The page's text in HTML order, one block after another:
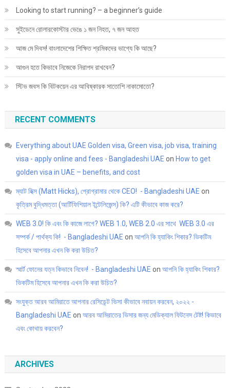
Looking to start running? – a beginner’s guide
সুইডেনে রোলারকোস্টার ভেঙে ১ জন নিহত, ৭ জন আহত
আজ মে দিবস! বাংলাদেশের শিক্ষিত শ্রমিকদের ভাগ্যে কি আছে?
আগুন হতে কিভাবে নিজেকে নিরাপদ রাখবেন?
স্টিভ জবস কি বিটকয়েন এর আবিষ্কারক সাতোশি নাকামোতো?
RECENT COMMENTS
Everything about UAE Golden visa, Green visa, job visa, training
visa - apply online and fees - Bangladeshi UAE on How to get
golden visa in UAE – benefits, and cost
ম্যাট হিক্স (Matt Hicks), প্রোগ্রামার থেকে CEO! - Bangladeshi UAE on
কৃত্রিম বুদ্ধিমত্তা (আর্টিফিশিয়াল ইন্টেলিজেন্স) কি? এটি কীভাবে কাজ করে?
WEB 3.0! কি এবং কি কাজে লাগে? WEB 1.0, WEB 2.0 এর সাথে WEB 3.0 এর
সম্পর্ক / পার্থক্য কি! - Bangladeshi UAE on আপনি কি হ্যাকিং শিকার? ভিকটিম
হিসেবে আপনার এখন কি করা উচিত?
স্মার্ট ফোনের যত্ন কিভাবে নিবেন! - Bangladeshi UAE on আপনি কি হ্যাকিং শিকার?
ভিকটিম হিসেবে আপনার এখন কি করা উচিত?
সংযুক্ত আরব আমিরাতে আপনার রেসিডেন্ট ভিসা কীভাবে নবায়ন করবেন, ২০২২ -
Bangladeshi UAE on আরব আমিরাতের ভিসার জন্য মেডিক্যাল ফিটনেস টেষ্ট! কিভাবে
এবং কোথায় করবেন?
ARCHIVES